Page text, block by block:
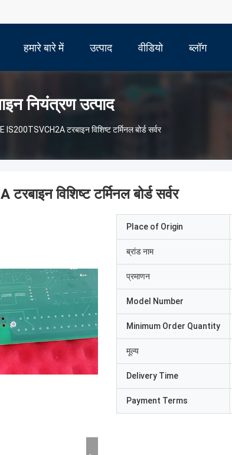
हमारे बारे में उत्पाद वीडियो ब्लॉग
नियंत्रण उत्पाद
IS200TSVCH2A टरबाइन विशिष्ट टर्मिनल बोर्ड सर्वर
विशिष्ट टर्मिनल बोर्ड सर्वर
Place of Origin
ब्रांड नाम
प्रमाणन
Model Number
Minimum Order Quantity
मूल्य
Delivery Time
Payment Terms